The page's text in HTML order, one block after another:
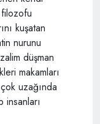
filozofu
kuşatan
nurunu
düşman
makamları
uzağında